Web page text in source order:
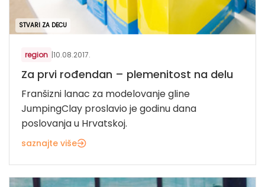
STVARI ZA DECU
region |10.08.2017.
Za prvi rođendan – plemenitost na delu
Franšizni lanac za modelovanje gline
JumpingClay proslavio je godinu dana
poslovanja u Hrvatskoj.
saznajte više